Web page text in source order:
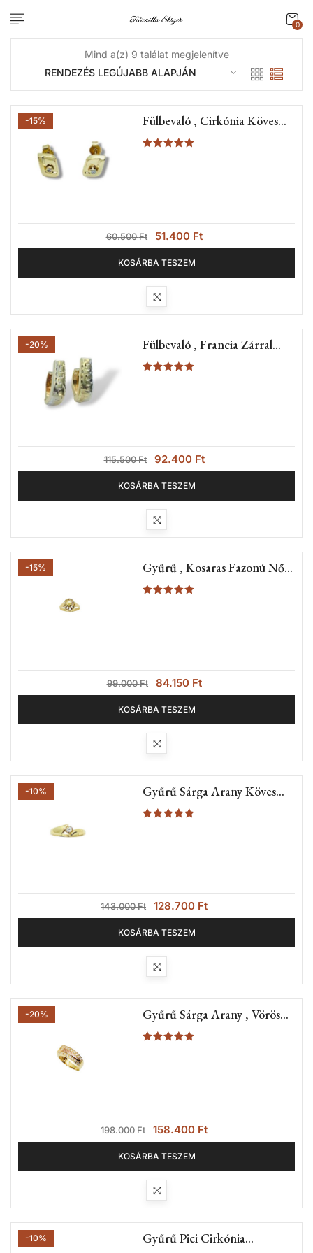
0
Mind a(z) 9 találat megjelenítve
-15%
Fülbevaló , Cirkónia Köves
Bedugós Fazon (Nr.12A)
60.500Ft 51.400 Ft
KOSÁRBA TESZEM
-20%
Fülbevaló , Francia Zárral
(Nr.10A)
115.500Ft 92.400 Ft
KOSÁRBA TESZEM
-15%
Gyűrű , Kosaras Fazonú Női
Pecsétgyűrű (Nr.8A)
99.000Ft 84.150 Ft
KOSÁRBA TESZEM
-10%
Gyűrű Sárga Arany Köves
Fazon (Nr.7A)
143.000Ft 128.700 Ft
KOSÁRBA TESZEM
-20%
Gyűrű Sárga Arany , Vörös
Arany Betéttel (Nr.6A)
198.000Ft 158.400 Ft
KOSÁRBA TESZEM
-10%
Gyűrű Pici Cirkónia